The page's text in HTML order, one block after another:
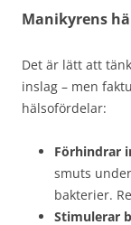
Manikyrens
Det är lätt att
inslag – men
hälsofördelar:
Förhindrar
smuts
bakterier.
Stimulerar